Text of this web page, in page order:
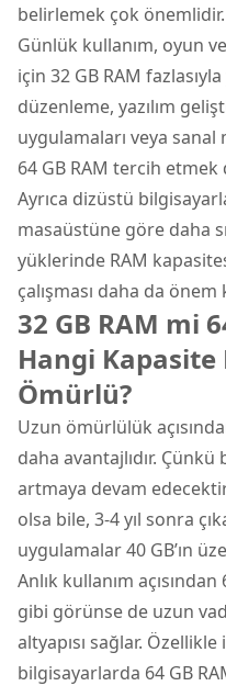
belirlemek çok önemlidir.
Günlük kullanım, oyun
için 32 GB RAM
düzenleme, yazılım
uygulamaları veya sanal
64 GB RAM tercih etmek
Ayrıca dizüstü
masaüstüne göre daha
yüklerinde RAM
çalışması daha da önem
32 GB RAM mi
Hangi Kapasite
Ömürlü?
Uzun ömürlülük
daha avantajlıdır.
artmaya devam
olsa bile, 3-4 yıl sonra
uygulamalar 40 GB’ın
Anlık kullanım
gibi görünse de uzun
altyapısı sağlar.
bilgisayarlarda 64 GB